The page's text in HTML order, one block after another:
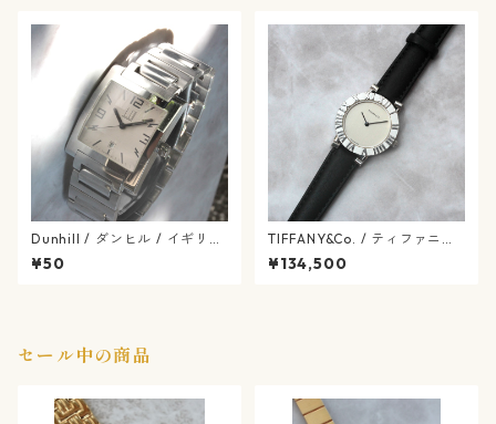
Dunhill / ダンヒル / イギリス
ブランド / スクエア ファセッ
ト ダンヒリオン / クォーツ式
¥50
TIFFANY&Co. / ティファニー
/ OH済 / 1980年代後半〜199
0年代初頭の初期アトラス / シ
¥134,500
セール中の商品